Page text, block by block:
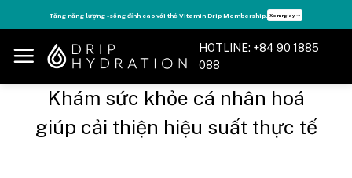
to
content
Tăng năng lượng - sống đỉnh cao với thẻ Vitamin Drip Membership. Xem ngay ➝
HOTLINE: +84 90 1885
088
Khám sức khỏe cá nhân hoá
giúp cải thiện hiệu suất thực tế